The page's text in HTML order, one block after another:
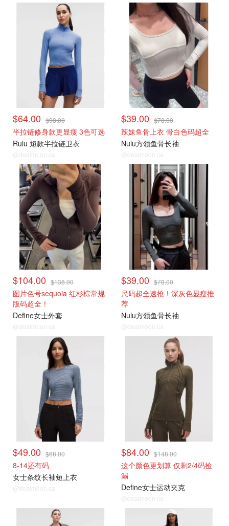
$64.00 $98.00
半拉链修身款更显瘦 3色可选
Rulu 短款半拉链卫衣
@dealmoon.ca
$39.00 $78.00
辣妹鱼骨上衣 骨白色码超全
Nulu方领鱼骨长袖
@dealmoon.ca
$104.00 $138.00
图片色号sequoia 红杉棕常规
版码超全！
Define女士外套
@dealmoon.ca
$39.00 $78.00
尺码超全速抢！深灰色显瘦推
荐
Nulu方领鱼骨长袖
@dealmoon.ca
$49.00 $68.00
8-14还有码
女士条纹长袖短上衣
@dealmoon.ca
$84.00 $148.00
这个颜色更划算 仅剩2/4码捡
漏
Define女士运动夹克
@dealmoon.ca